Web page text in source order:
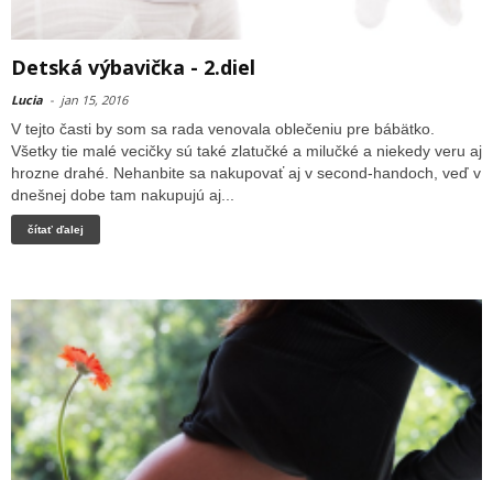
Detská výbavička - 2.diel
Lucia - jan 15, 2016
V tejto časti by som sa rada venovala oblečeniu pre bábätko.
Všetky tie malé vecičky sú také zlatučké a milučké a niekedy veru aj
hrozne drahé. Nehanbite sa nakupovať aj v second-handoch, veď v
dnešnej dobe tam nakupujú aj...
čítať ďalej